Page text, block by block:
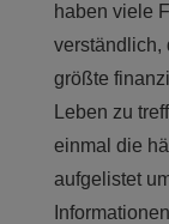
haben viele
verständlich,
größte
Leben zu
einmal die
aufgelistet